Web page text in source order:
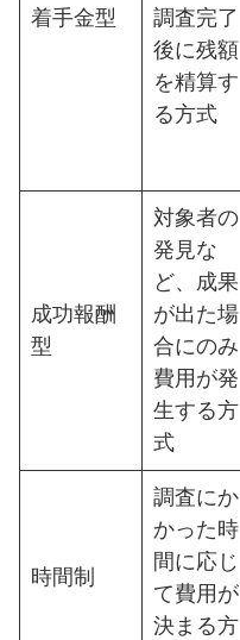
着手金型
調査完了
後に残額
を精算す
る方式
成功報酬
型
対象者の
発見な
ど、成果
が出た場
合にのみ
費用が発
生する方
式
時間制
調査にか
かった時
間に応じ
て費用が
決まる方